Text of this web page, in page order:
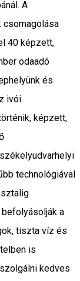
A
csomagolása
40 képzett,
odaadó
és
ivói
képzett,
technológiával
a
tiszta víz és
is
kedves